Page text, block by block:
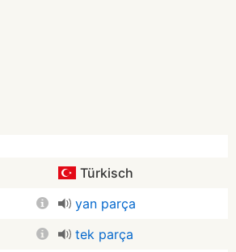
Türkisch
yan parça
tek parça